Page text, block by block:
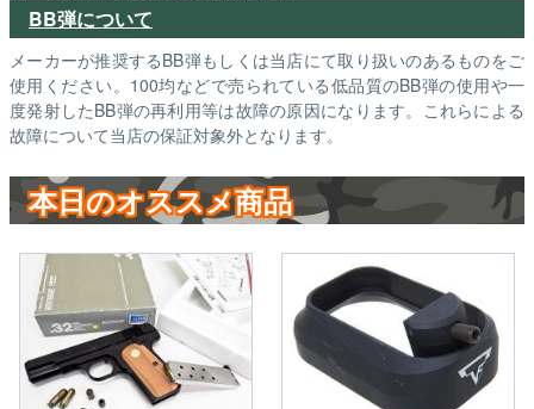
BB弾について
メーカーが推奨するBB弾もしくは当店にて取り扱いのあるものをご
使用ください。100均などで売られている低品質のBB弾の使用や一
度発射したBB弾の再利用等は故障の原因になります。これらによる
故障について当店の保証対象外となります。
本日のオススメ商品